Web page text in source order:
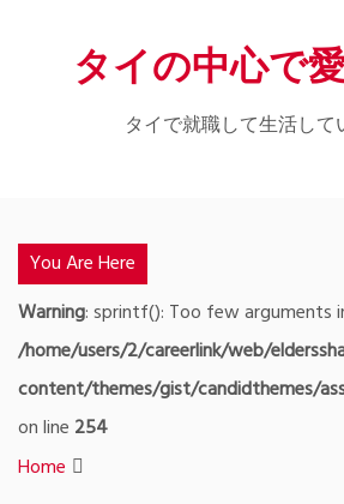
タイの中心で
タイで就職して生活して
You Are Here
Warning: sprintf(): Too few arguments
/home/users/2/careerlink/web/
content/themes/gist/candidthemes/
on line 254
Home